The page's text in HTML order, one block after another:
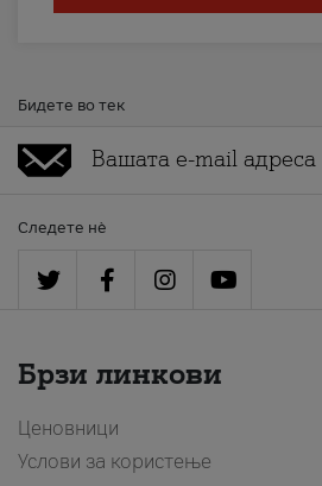
Бидете во тек
Следете нè
Брзи линкови
Ценовници
Услови за користење